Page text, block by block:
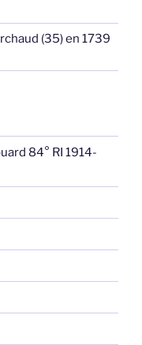
(35) en 1739
84° RI 1914-